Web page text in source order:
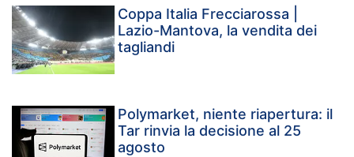
Coppa Italia Frecciarossa |
Lazio-Mantova, la vendita dei
tagliandi
Polymarket, niente riapertura: il
Tar rinvia la decisione al 25
agosto